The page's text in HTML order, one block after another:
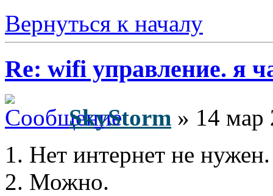
Вернуться к началу
Re: wifi управление. я
SkyStorm » 14 мар
1. Нет интернет не нужен.
2. Можно.